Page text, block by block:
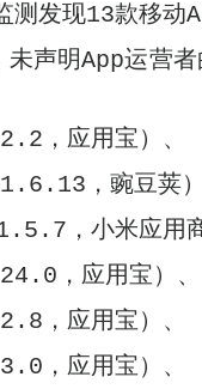
测发现13款移动
声明App运营
，应用宝）、
1.6.13，豌豆荚
1.5.7，小米应用
，应用宝）、
，应用宝）、
，应用宝）、